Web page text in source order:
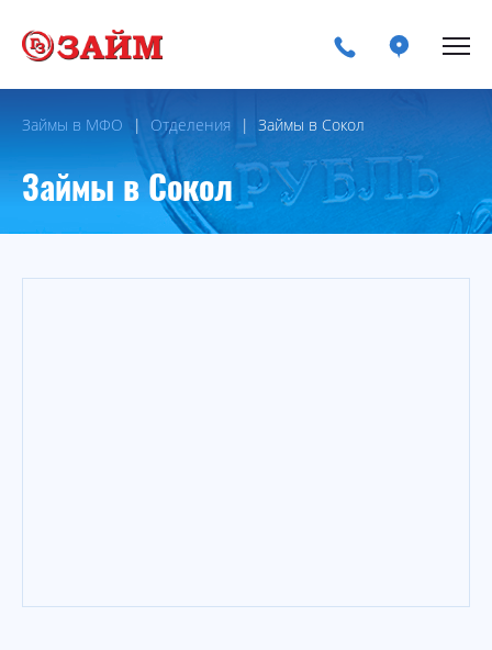
Займы в МФО Отделения Займы в Сокол
Займы в Сокол